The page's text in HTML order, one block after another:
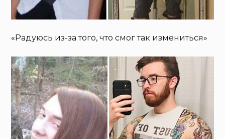
«Радуюсь из-за того, что смог так измениться»